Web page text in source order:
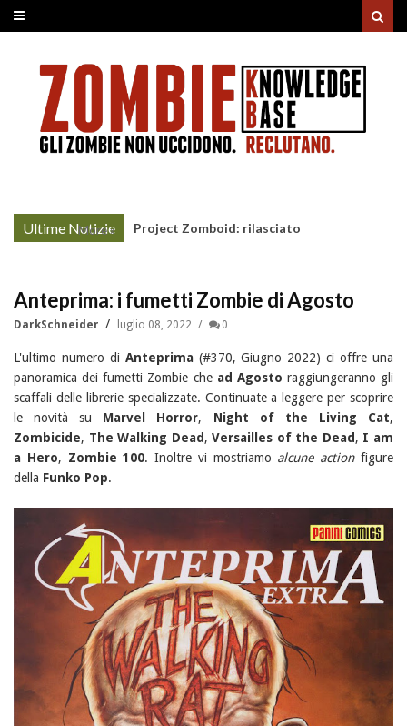
Ultime Notizie
More »
Project Zomboid: rilasciato
Anteprima: i fumetti Zombie di Agosto
DarkSchneider luglio 08, 2022 0
L'ultimo numero di Anteprima(#370, Giugno 2022) ci offre una
panoramica dei fumetti Zombie che ad Agosto raggiungeranno gli
scaffali delle librerie specializzate. Continuate a leggere per scoprire
le novità su Marvel Horror, Night of the Living Cat,
Zombicide, The Walking Dead,Versailles of the Dead, I am
a Hero, Zombie 100. Inoltre vi mostriamo alcune actionfigure
della Funko Pop.